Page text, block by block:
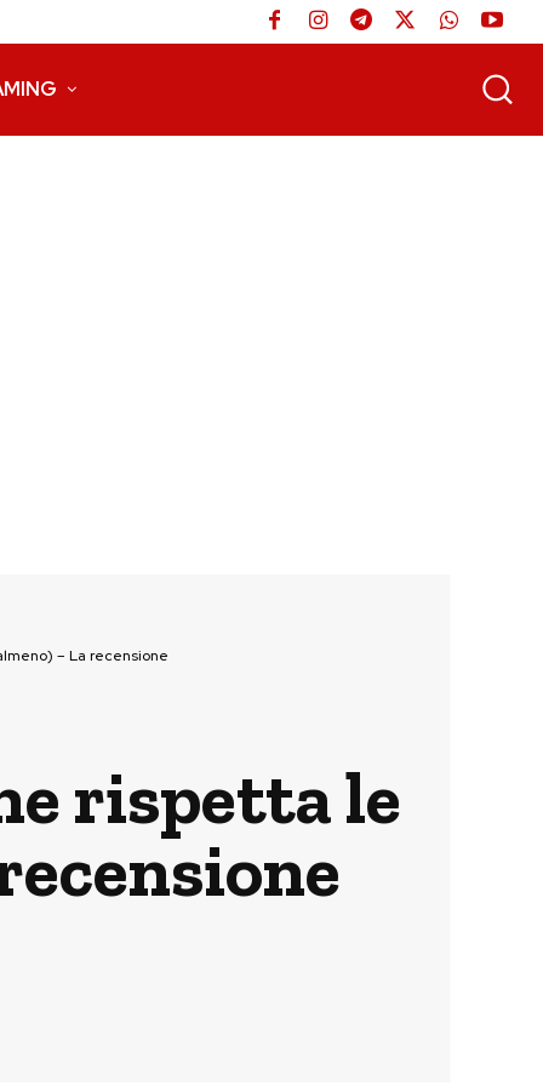
– La recensione
rispetta le